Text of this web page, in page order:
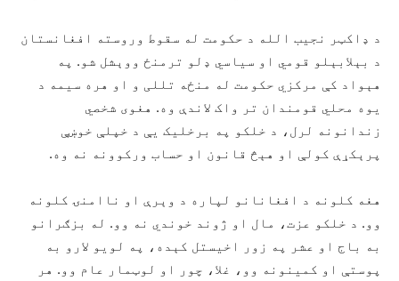
د ډاکټر نجیب الله د حکومت له سقوط وروسته افغانستان
د بېلابېلو قومي او سیاسي ډلو ترمنځ ووېشل شو. په
هېواد کې مرکزي حکومت له منځه تللی و او هره سیمه د
یوه محلي قومندان تر واک لاندې وه. هغوی شخصي
زندانونه لرل، د خلکو په برخلیک یې د خپلې خوښې
پرېکړې کولې او هېڅ قانون او حساب ورکوونه نه وه.
هغه کلونه د افغانانو لپاره د وېرې او ناامنۍ کلونه
وو. د خلکو عزت، مال او ژوند خوندي نه وو. له بزګرانو
به باج او عشر په زور اخیستل کېده، په لویو لارو به
پوستې او کمینونه وو، غلا، چور او لوټمار عام وو. هر